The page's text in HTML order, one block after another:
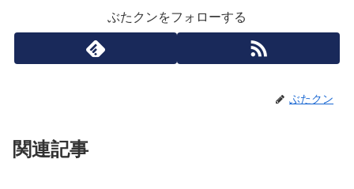
ぶたクンをフォローする
ぶたクン
関連記事